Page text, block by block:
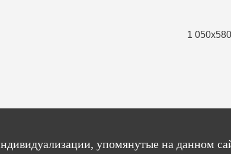
1
упомянутые на данном